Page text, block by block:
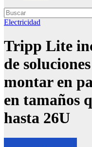
Electricidad
Tripp Lite
de
montar en
en tamaños
hasta 26U